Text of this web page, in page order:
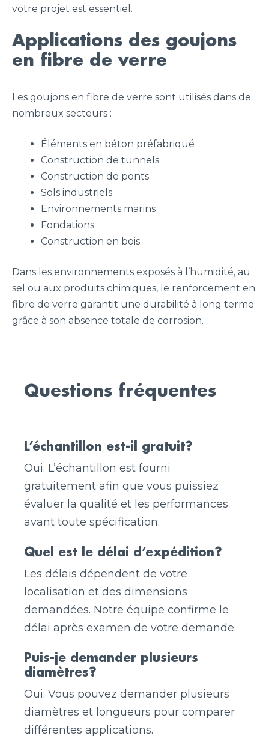
votre projet est essentiel.
Applications des goujons
en fibre de verre
Les goujons en fibre de verre sont utilisés dans de
nombreux secteurs :
Éléments en béton préfabriqué
Construction de tunnels
Construction de ponts
Sols industriels
Environnements marins
Fondations
Construction en bois
Dans les environnements exposés à l’humidité, au
sel ou aux produits chimiques, le renforcement en
fibre de verre garantit une durabilité à long terme
grâce à son absence totale de corrosion.
Questions fréquentes
L’échantillon est-il gratuit?
Oui. L’échantillon est fourni
gratuitement afin que vous puissiez
évaluer la qualité et les performances
avant toute spécification.
Quel est le délai d’expédition?
Les délais dépendent de votre
localisation et des dimensions
demandées. Notre équipe confirme le
délai après examen de votre demande.
Puis-je demander plusieurs
diamètres?
Oui. Vous pouvez demander plusieurs
diamètres et longueurs pour comparer
différentes applications.